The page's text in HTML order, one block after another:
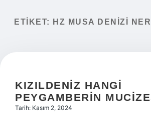
Yasal Uyarı
ETIKET: HZ MUSA DENIZI
KIZILDENIZ HANGI
PEYGAMBERIN
Tarih: Kasım 2, 2024